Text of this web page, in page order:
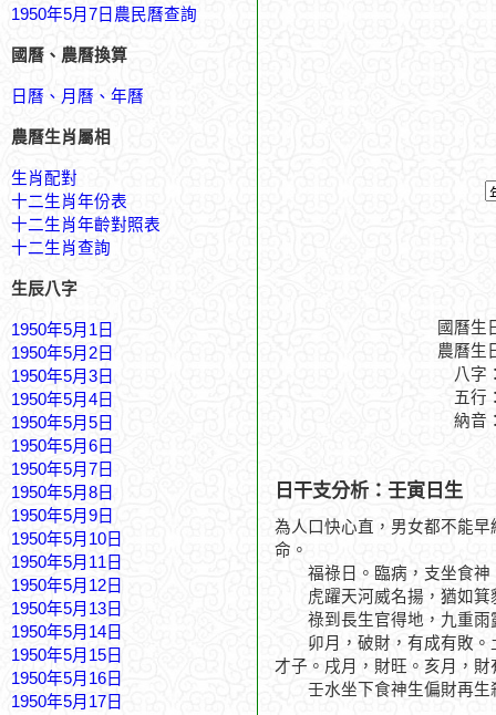
1950年5月7日農民曆查詢
國曆、農曆換算
日曆、月曆、年曆
農曆生肖屬相
生肖配對
十二生肖年份表
十二生肖年齡對照表
十二生肖查詢
生辰八字
1950年5月1日
1950年5月2日
1950年5月3日
1950年5月4日
1950年5月5日
1950年5月6日
1950年5月7日
1950年5月8日
1950年5月9日
1950年5月10日
1950年5月11日
1950年5月12日
1950年5月13日
1950年5月14日
1950年5月15日
1950年5月16日
1950年5月17日
國曆生
農曆生
八字
五行
納音
日干支分析：壬寅日生
為人口快心直，男女都不能
命。
福祿日。臨病，支坐食神
虎躍天河威名揚，猶如箕
祿到長生官得地，九重雨
卯月，破財，有成有敗。
才子。戌月，財旺。亥月，
壬水坐下食神生偏財再生